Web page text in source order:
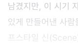
남겼지만, 이 시기
있게 만들어낸 사
프스타일 신